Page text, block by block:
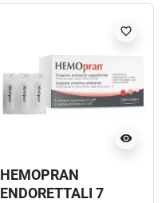
visibility
favorite_border
HEMOPRAN
ENDORETTALI 7